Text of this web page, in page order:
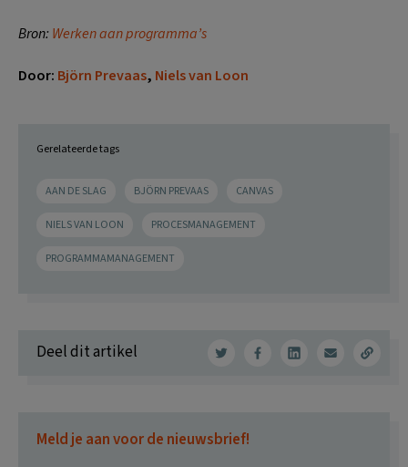
Bron:Werken aan programma’s
Door: Björn Prevaas, Niels van Loon
Gerelateerde tags
AAN DE SLAG BJÖRN PREVAAS CANVAS
NIELS VAN LOON PROCESMANAGEMENT
PROGRAMMAMANAGEMENT
Deel dit artikel
Meld je aan voor de nieuwsbrief!